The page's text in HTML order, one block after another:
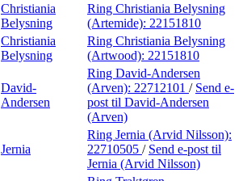
Christiania
Belysning
Ring Christiania Belysning
(Artemide): 22151810
Christiania
Belysning
Ring Christiania Belysning
(Artwood): 22151810
David-
Andersen
Ring David-Andersen
(Arven): 22712101 / Send e-
post til David-Andersen
(Arven)
Jernia
Ring Jernia (Arvid Nilsson):
22710505 / Send e-post til
Jernia (Arvid Nilsson)